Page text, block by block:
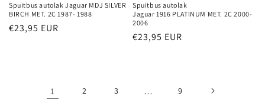
Spuitbus autolak Jaguar MDJ SILVER
BIRCH MET. 2C 1987- 1988
Normale
€23,95 EUR
Spuitbus autolak
Jaguar 1916 PLATINUM MET. 2C 2000-
2006
Normale
€23,95 EUR
1 2 3 … 9